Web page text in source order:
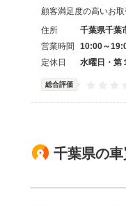
顧客満足度の高いお
住所
千葉県千葉
営業時間
10:00～
定休日
水曜日・第
総合評価
千葉県の